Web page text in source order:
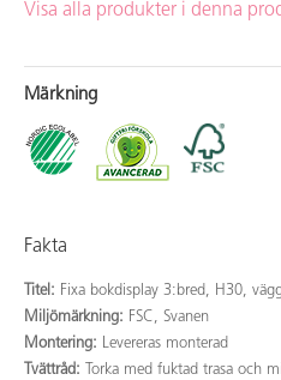
Visa alla produkter i denna
Märkning
Fakta
Titel: Fixa bokdisplay 3:bred, H30,
Miljömärkning: FSC, Svanen
Montering: Levereras monterad
Tvättråd:
Torka med fuktad trasa och